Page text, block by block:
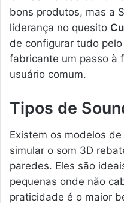
bons produtos, mas a
liderança no quesito
de configurar tudo
fabricante um passo à
usuário comum.
Tipos de
Existem os modelos
simular o som 3D
paredes. Eles são
pequenas onde não
praticidade é o maior